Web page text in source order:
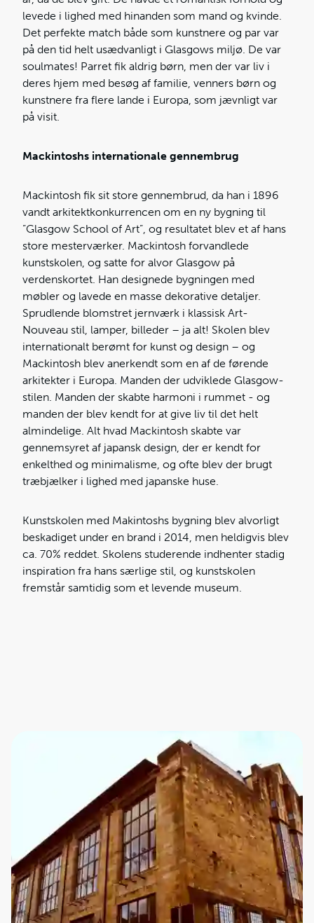
levede i lighed med hinanden som mand og kvinde.
Det perfekte match både som kunstnere og par var
på den tid helt usædvanligt i Glasgows miljø. De var
soulmates! Parret fik aldrig børn, men der var liv i
deres hjem med besøg af familie, venners børn og
kunstnere fra flere lande i Europa, som jævnligt var
på visit.
Mackintoshs internationale gennembrug
Mackintosh fik sit store gennembrud, da han i 1896
vandt arkitektkonkurrencen om en ny bygning til
”Glasgow School of Art”, og resultatet blev et af hans
store mesterværker. Mackintosh forvandlede
kunstskolen, og satte for alvor Glasgow på
verdenskortet. Han designede bygningen med
møbler og lavede en masse dekorative detaljer.
Sprudlende blomstret jernværk i klassisk Art-
Nouveau stil, lamper, billeder – ja alt! Skolen blev
internationalt berømt for kunst og design – og
Mackintosh blev anerkendt som en af de førende
arkitekter i Europa. Manden der udviklede Glasgow-
stilen. Manden der skabte harmoni i rummet - og
manden der blev kendt for at give liv til det helt
almindelige. Alt hvad Mackintosh skabte var
gennemsyret af japansk design, der er kendt for
enkelthed og minimalisme, og ofte blev der brugt
træbjælker i lighed med japanske huse.
Kunstskolen med Makintoshs bygning blev alvorligt
beskadiget under en brand i 2014, men heldigvis blev
ca. 70% reddet. Skolens studerende indhenter stadig
inspiration fra hans særlige stil, og kunstskolen
fremstår samtidig som et levende museum.